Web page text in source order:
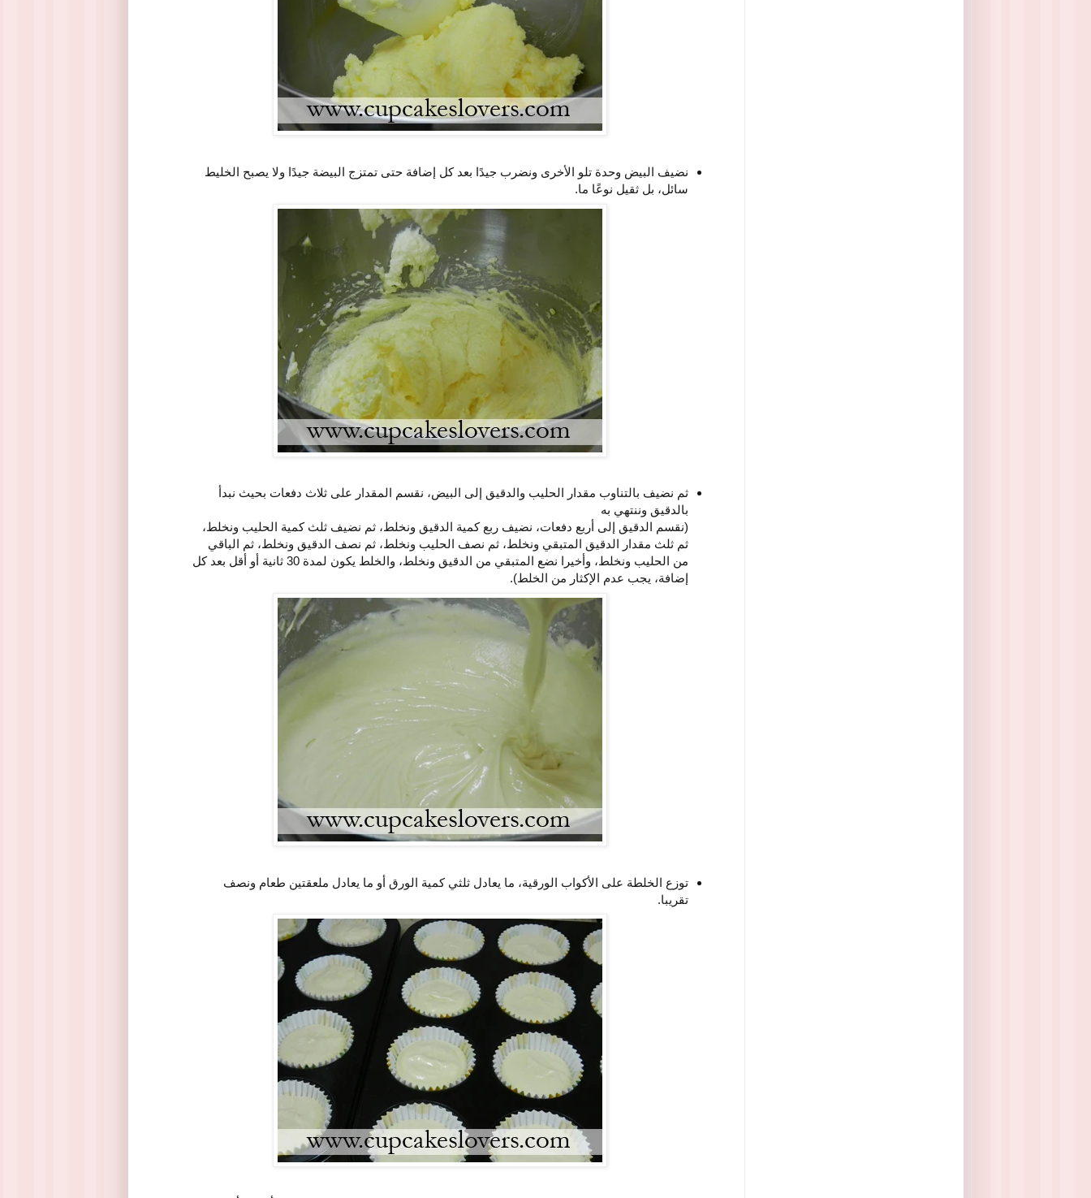
نضيف البيض وحدة تلو الأخرى ونضرب جيدًا بعد كل إضافة حتى تمتزج البيضة جيدًا ولا يصبح الخليط
سائل، بل ثقيل نوعًا ما.
ثم نضيف بالتناوب مقدار الحليب والدقيق إلى البيض، نقسم المقدار على ثلاث دفعات بحيث نبدأ
بالدقيق وننتهي به
(نقسم الدقيق إلى أربع دفعات، نضيف ربع كمية الدقيق ونخلط، ثم نضيف ثلث كمية الحليب ونخلط،
ثم ثلث مقدار الدقيق المتبقي ونخلط، ثم نصف الحليب ونخلط، ثم نصف الدقيق ونخلط، ثم الباقي
من الحليب ونخلط، وأخيرا نضع المتبقي من الدقيق ونخلط، والخلط يكون لمدة 30 ثانية أو أقل بعد كل
إضافة، يجب عدم الإكثار من الخلط).
توزع الخلطة على الأكواب الورقية، ما يعادل ثلثي كمية الورق أو ما يعادل ملعقتين طعام ونصف
تقريبا.